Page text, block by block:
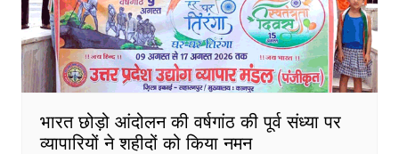
भारत छोड़ो आंदोलन की वर्षगांठ की पूर्व संध्या पर
व्यापारियों ने शहीदों को किया नमन